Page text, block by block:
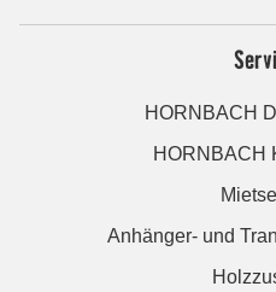
HORNBACH
HORNBACH
Anhänger- und